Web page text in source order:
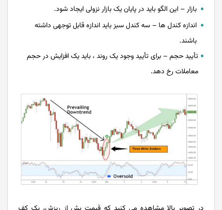
بازار – این الگو باید در پایان یک بازار نزولی ایجاد شود.
اندازه کندل ها – سه کندل سبز باید اندازه قابل توجهی داشته
باشند.
تأیید حجم – برای تأیید وجود یک روند ، باید یک افزایش در حجم
معاملات رخ دهد.